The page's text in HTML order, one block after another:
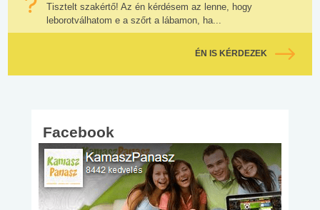
Tisztelt szakértő! Az én kérdésem az lenne, hogy
leborotválhatom e a szőrt a lábamon, ha...
ÉN IS KÉRDEZEK
Facebook